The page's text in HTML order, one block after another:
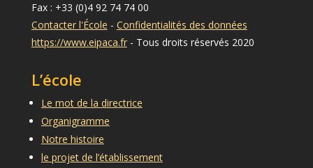
Fax : +33 (0)4 92 74 74 00
Contacter l'École - Confidentialités des données
https://www.eipaca.fr- Tous droits réservés 2020
L’école
Le mot de la directrice
Organigramme
Notre histoire
le projet de l’établissement